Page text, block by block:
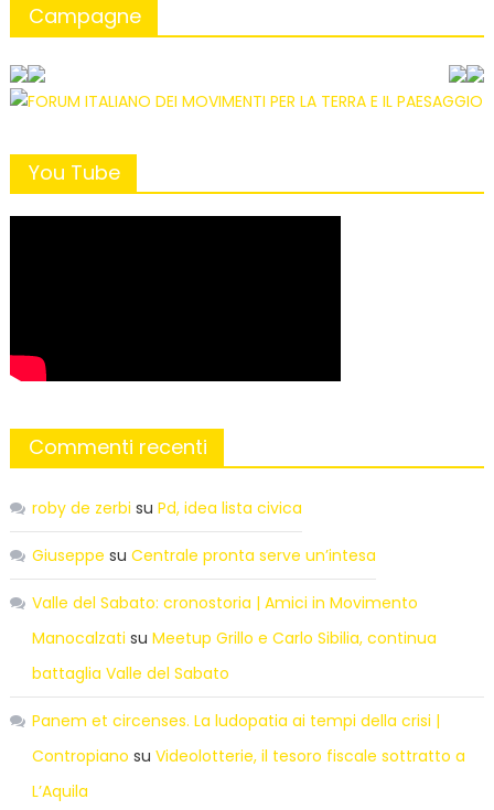
Campagne
You Tube
Commenti recenti
roby de zerbi su Pd, idea lista civica
Giuseppe su Centrale pronta serve un’intesa
Valle del Sabato: cronostoria | Amici in Movimento
Manocalzati su Meetup Grillo e Carlo Sibilia, continua
battaglia Valle del Sabato
Panem et circenses. La ludopatia ai tempi della crisi |
Contropiano su Videolotterie, il tesoro fiscale sottratto a
L’Aquila